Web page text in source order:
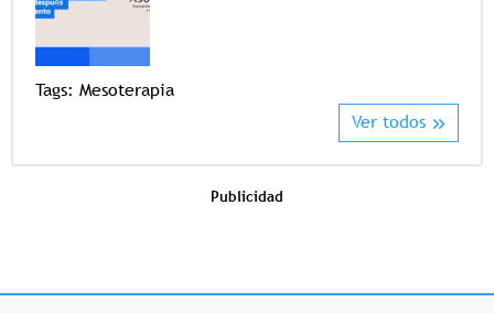
Tags: Mesoterapia
Ver todos
Publicidad